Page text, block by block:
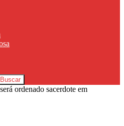
ordenado sacerdote em